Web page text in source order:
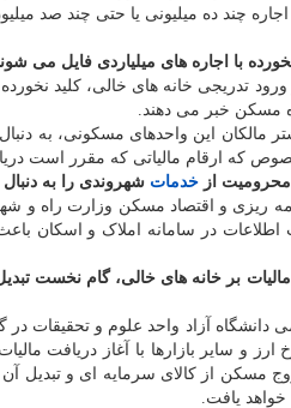
چند ده میلیونی یا حتی چند صد
با اجاره های میلیاردی فایل می
تدریجی خانه های خالی، کلید
مسکن خبر می دهند.
مالکان این واحدهای مسکونی، به
که ارقام مالیاتی که مقرر است
از خدمات شهروندی را به دنبال
ریزی و اقتصاد مسکن وزارت راه و
در سامانه املاک و اسکان
بر خانه های خالی، گام نخست
دانشگاه آزاد واحد علوم و تحقیقات
و سایر بازارها با آغاز دریافت
مسکن از کالای سرمایه ای و تبدیل آن
یافت.